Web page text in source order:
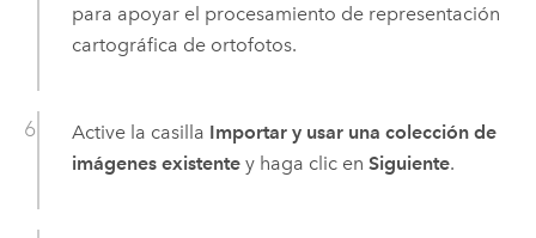
para apoyar el procesamiento de representación
cartográfica de ortofotos.
Active la casilla Importar y usar una colección de
imágenes existentey haga clic en Siguiente.